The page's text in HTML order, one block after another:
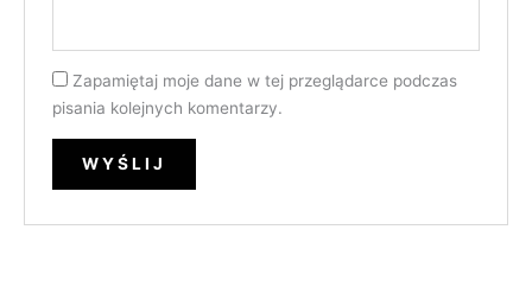
Zapamiętaj moje dane w tej przeglądarce podczas
pisania kolejnych komentarzy.